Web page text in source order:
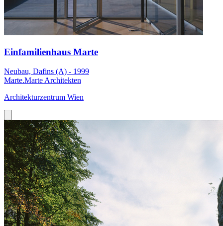
Einfamilienhaus Marte
Neubau, Dafins (A) - 1999
Marte.Marte Architekten
Architekturzentrum Wien